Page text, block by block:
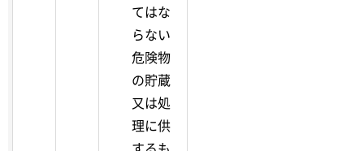
てはな
らない
危険物
の貯蔵
又は処
理に供